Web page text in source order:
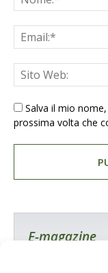
Salva il mio
prossima volta che
E-magazine
Tecniche,